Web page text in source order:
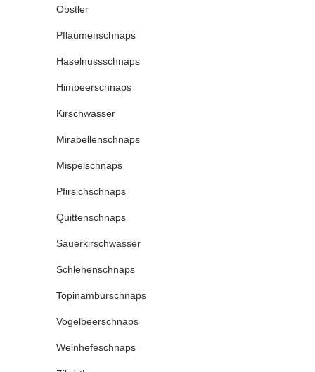
Obstler
Pflaumenschnaps
Haselnussschnaps
Himbeerschnaps
Kirschwasser
Mirabellenschnaps
Mispelschnaps
Pfirsichschnaps
Quittenschnaps
Sauerkirschwasser
Schlehenschnaps
Topinamburschnaps
Vogelbeerschnaps
Weinhefeschnaps